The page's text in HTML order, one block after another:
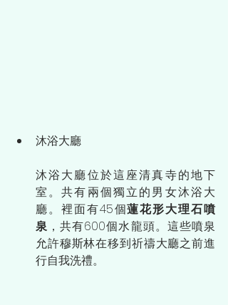
沐浴大廳
沐浴大廳位於這座清真寺的地下
室。共有兩個獨立的男女沐浴大
廳。裡面有45個蓮花形大理石噴
泉 ，共有600個水龍頭。這些噴泉
允許穆斯林在移到祈禱大廳之前進
行自我洗禮。